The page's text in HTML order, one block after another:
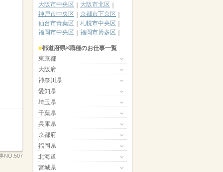
NO.507
大阪市中央区
大阪市北区
神戸市中央区
京都市下京区
仙台市青葉区
札幌市中央区
福岡市中央区
福岡市博多区
都道府県×職種のお仕事一覧
東京都
大阪府
神奈川県
愛知県
埼玉県
千葉県
兵庫県
京都府
福岡県
北海道
宮城県